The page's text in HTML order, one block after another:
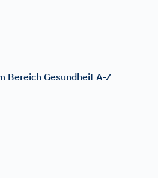
Bereich Gesundheit A-Z